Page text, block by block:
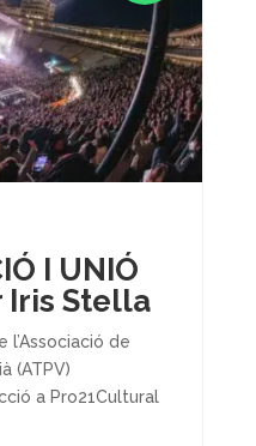
I UNIÓ
Iris Stella
l’Associació de
(ATPV)
a Pro21Cultural